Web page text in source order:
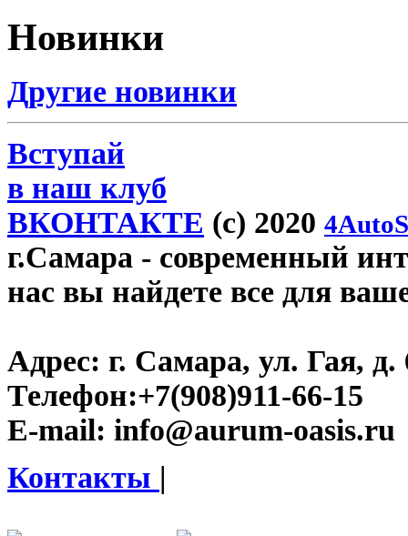
Новинки
Другие новинки
Вступай
в наш клуб
ВКОНТАКТЕ (c) 2020
г.Самара - современный
нас вы найдете все для
Адрес: г. Самара, ул. Гая, д.
Телефон:+7(908)911-66-15
E-mail: info@aurum-oasis.ru
Контакты |